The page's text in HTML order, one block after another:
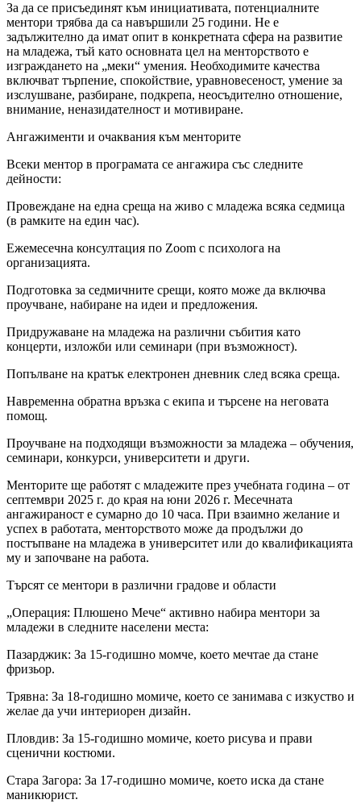
За да се присъединят към инициативата, потенциалните
ментори трябва да са навършили 25 години. Не е
задължително да имат опит в конкретната сфера на развитие
на младежа, тъй като основната цел на менторството е
изграждането на „меки“ умения. Необходимите качества
включват търпение, спокойствие, уравновесеност, умение за
изслушване, разбиране, подкрепа, неосъдително отношение,
внимание, неназидателност и мотивиране.
Ангажименти и очаквания към менторите
Всеки ментор в програмата се ангажира със следните
дейности:
Провеждане на една среща на живо с младежа всяка седмица
(в рамките на един час).
Ежемесечна консултация по Zoom с психолога на
организацията.
Подготовка за седмичните срещи, която може да включва
проучване, набиране на идеи и предложения.
Придружаване на младежа на различни събития като
концерти, изложби или семинари (при възможност).
Попълване на кратък електронен дневник след всяка среща.
Навременна обратна връзка с екипа и търсене на неговата
помощ.
Проучване на подходящи възможности за младежа – обучения,
семинари, конкурси, университети и други.
Менторите ще работят с младежите през учебната година – от
септември 2025 г. до края на юни 2026 г. Месечната
ангажираност е сумарно до 10 часа. При взаимно желание и
успех в работата, менторството може да продължи до
постъпване на младежа в университет или до квалификацията
му и започване на работа.
Търсят се ментори в различни градове и области
„Операция: Плюшено Мече“ активно набира ментори за
младежи в следните населени места:
Пазарджик: За 15-годишно момче, което мечтае да стане
фризьор.
Трявна: За 18-годишно момиче, което се занимава с изкуство и
желае да учи интериорен дизайн.
Пловдив: За 15-годишно момиче, което рисува и прави
сценични костюми.
Стара Загора: За 17-годишно момиче, което иска да стане
маникюрист.